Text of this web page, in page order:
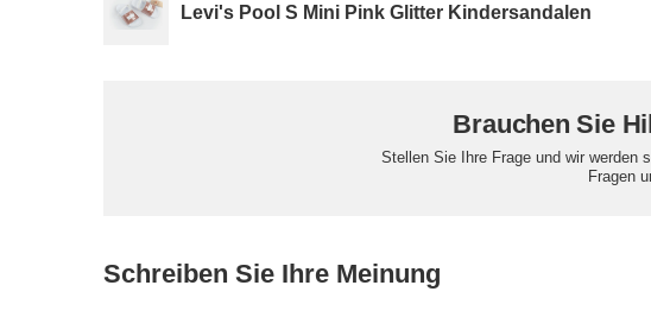
Levi's Pool S Mini Pink Glitter Kindersandalen
Brauchen Sie
Stellen Sie Ihre Frage und wir werden
Fragen
Schreiben Sie Ihre Meinung